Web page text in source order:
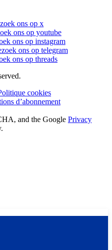
ons op x
ons op youtube
ons op instagram
ons op telegram
ons op threads
cookies
d’abonnement
and the Google Privacy